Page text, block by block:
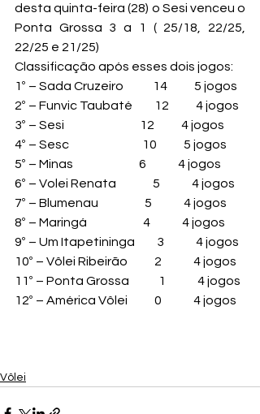
desta quinta-feira (28) o Sesi venceu o
Ponta Grossa 3 a 1 ( 25/18, 22/25,
22/25 e 21/25)
Classificação após esses dois jogos:
1º – Sada Cruzeiro            14           5 jogos
2º – Funvic Taubaté         12           4 jogos
3º – Sesi                               12           4 jogos
4º – Sesc                              10           5 jogos
5º – Minas                           6             4 jogos
6º – Volei Renata               5             4 jogos
7º – Blumenau                   5             4 jogos
8º – Maringá                       4             4 jogos
9º – Um Itapetininga         3             4 jogos
10º – Vôlei Ribeirão           2             4 jogos
11º – Ponta Grossa            1             4 jogos
12º – América Vôlei           0             4 jogos
Vôlei